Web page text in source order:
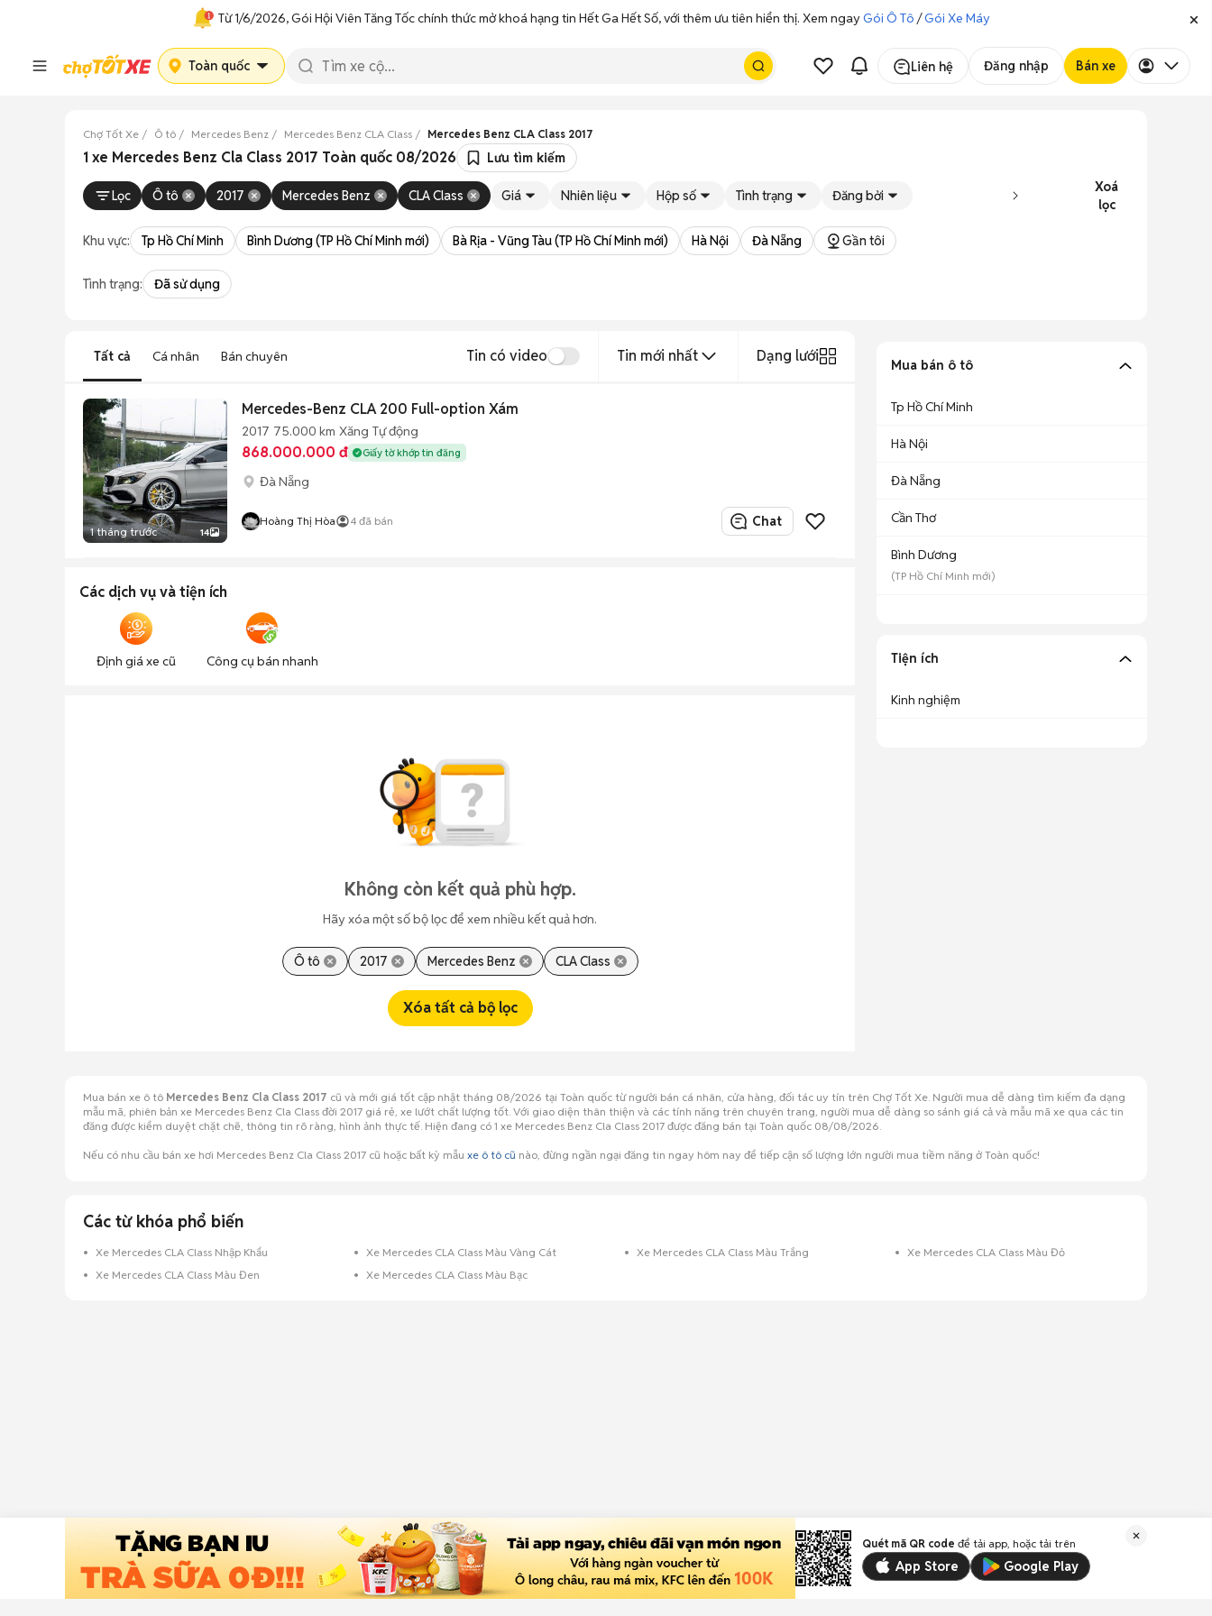
Từ 1/6/2026, Gói Hội Viên Tăng Tốc chính thức mở khoá hạng tin Hết Ga Hết Số, với thêm ưu tiên hiển thị. Xem ngayGói Ô Tô /Gói Xe Máy
Toàn quốc Liên hệ Đăng nhập Bán xe
Chợ Tốt Xe Ô tô Mercedes Benz Mercedes Benz CLA Class Mercedes Benz CLA Class 2017
1 xe Mercedes Benz Cla Class 2017 Toàn quốc 08/2026 Lưu tìm kiếm
Lọc Ô tô 2017 Mercedes Benz CLA Class Giá Nhiên liệu Hộp số Tình trạng Đăng bởi
Xoá
lọc
Khu vực: Tp Hồ Chí Minh Bình Dương (TP Hồ Chí Minh mới) Bà Rịa - Vũng Tàu (TP Hồ Chí Minh mới) Hà Nội Đà Nẵng Gần tôi
Tình trạng: Đã sử dụng
Tất cả Cá nhân Bán chuyên Tin có video Tin mới nhất Dạng lưới
1 tháng trước 14
Mercedes-Benz CLA 200 Full-option Xám
2017 75.000 km Xăng Tự động
868.000.000 đ Giấy tờ khớp tin đăng
Đà Nẵng
Hoàng Thị Hòa 4 đã bán Chat
Các dịch vụ và tiện ích
Định giá xe cũ Công cụ bán nhanh
Không còn kết quả phù hợp.
Hãy xóa một số bộ lọc để xem nhiều kết quả hơn.
Ô tô 2017 Mercedes Benz CLA Class
Xóa tất cả bộ lọc
Mua bán ô tô
Tp Hồ Chí Minh
Hà Nội
Đà Nẵng
Cần Thơ
Bình Dương
(TP Hồ Chí Minh mới)
Tiện ích
Kinh nghiệm
Mua bán xe ô tô Mercedes Benz Cla Class 2017 cũ và mới giá tốt cập nhật tháng 08/2026 tại Toàn quốc từ người bán cá nhân, cửa hàng, đối tác uy tín trên Chợ Tốt Xe. Người mua dễ dàng tìm kiếm đa dạng
mẫu mã, phiên bản xe Mercedes Benz Cla Class đời 2017 giá rẻ, xe lướt chất lượng tốt. Với giao diện thân thiện và các tính năng trên chuyên trang, người mua dễ dàng so sánh giá cả và mẫu mã xe qua các tin
đăng được kiểm duyệt chặt chẽ, thông tin rõ ràng, hình ảnh thực tế. Hiện đang có 1 xe Mercedes Benz Cla Class 2017 được đăng bán tại Toàn quốc 08/08/2026.
Nếu có nhu cầu bán xe hơi Mercedes Benz Cla Class 2017 cũ hoặc bất kỳ mẫu xe ô tô cũ nào, đừng ngần ngại đăng tin ngay hôm nay để tiếp cận số lượng lớn người mua tiềm năng ở Toàn quốc!
Các từ khóa phổ biến
Xe Mercedes CLA Class Nhập Khẩu Xe Mercedes CLA Class Màu Vàng Cát Xe Mercedes CLA Class Màu Trắng
Xe Mercedes CLA Class Màu Đỏ
Xe Mercedes CLA Class Màu Đen
Xe Mercedes CLA Class Màu Bạc
Quét mã QR code để tải app, hoặc tải trên
App Store Google Play